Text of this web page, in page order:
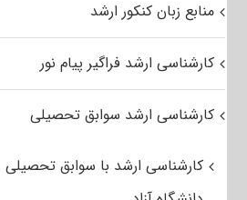
منابع زبان کنکور ارشد
کارشناسی ارشد فراگیر پیام نور
کارشناسی ارشد سوابق تحصیلی
کارشناسی ارشد با سوابق تحصیلی